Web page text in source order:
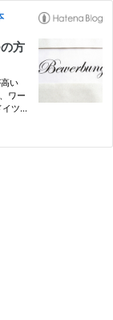
方
い
ワー
ツで
が